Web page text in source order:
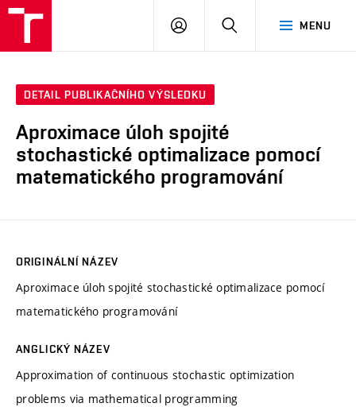
MENU
PŘIHLÁSIT
DETAIL PUBLIKAČNÍHO VÝSLEDKU
Aproximace úloh spojité
stochastické optimalizace pomocí
matematického programování
ORIGINÁLNÍ NÁZEV
Aproximace úloh spojité stochastické optimalizace pomocí
matematického programování
ANGLICKÝ NÁZEV
Approximation of continuous stochastic optimization
problems via mathematical programming